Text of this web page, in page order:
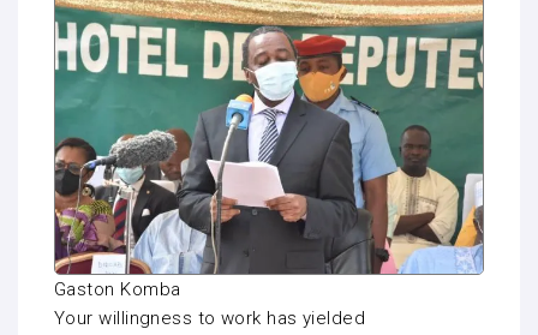
Gaston Komba
Your willingness to work has yielded